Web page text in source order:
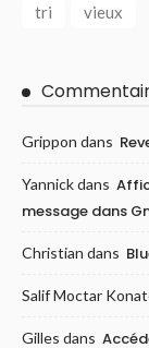
tri
vieux
Grippon dans
Yannickdans
message dans
Christian dans
Salif Moctar
Gilles dans